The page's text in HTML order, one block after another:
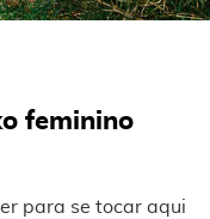
feminino
para se tocar aqui